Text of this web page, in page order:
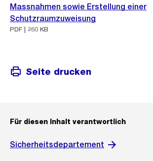
Massnahmen sowie Erstellung einer
Schutzraumzuweisung
PDF | 260 KB
Seite drucken
Für diesen Inhalt verantwortlich
Sicherheitsdepartement